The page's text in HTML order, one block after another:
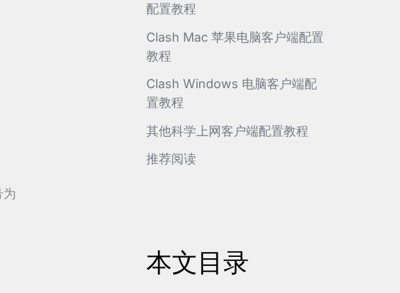
为
配置教程
Clash Mac 苹果电脑客户端配置
教程
Clash Windows 电脑客户端配
置教程
其他科学上网客户端配置教程
推荐阅读
本文目录